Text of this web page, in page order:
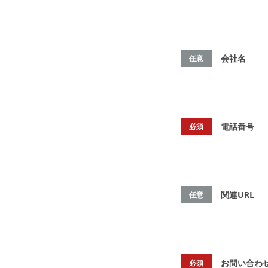
任意 会社名
必須 電話番号
任意 関連URL
必須 お問い合わ